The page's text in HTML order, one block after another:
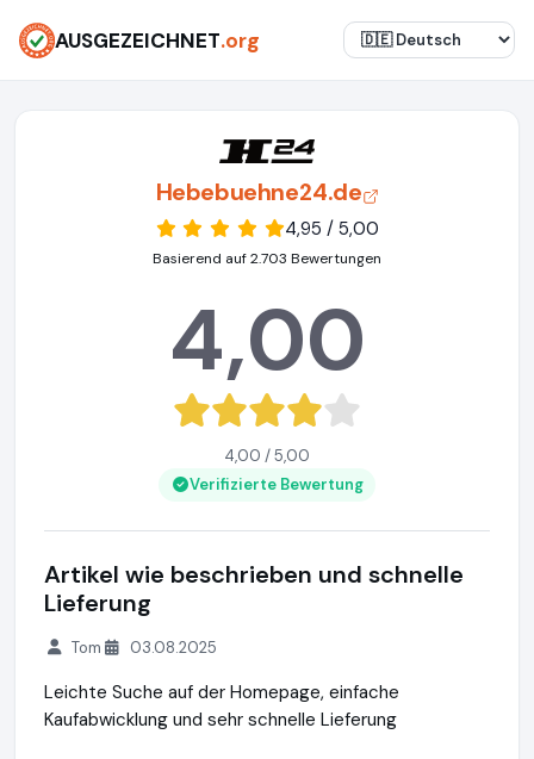
AUSGEZEICHNET.org
Hebebuehne24.de
4,95 / 5,00
Basierend auf 2.703 Bewertungen
4,00
4,00 / 5,00
Verifizierte Bewertung
Artikel wie beschrieben und schnelle
Lieferung
Tom 03.08.2025
Leichte Suche auf der Homepage, einfache
Kaufabwicklung und sehr schnelle Lieferung